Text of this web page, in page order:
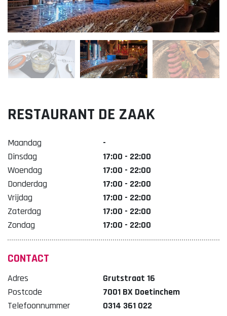
Gratis Shuttle
FAQ
Organisatie Binnenstadbedrijf Doetinchem
RESTAURANT DE ZAAK
Maandag
-
Dinsdag
17:00 - 22:00
Woendag
17:00 - 22:00
Donderdag
17:00 - 22:00
Vrijdag
17:00 - 22:00
Zaterdag
17:00 - 22:00
Zondag
17:00 - 22:00
CONTACT
Adres
Grutstraat 16
Postcode
7001 BX Doetinchem
Telefoonnummer
0314 361 022